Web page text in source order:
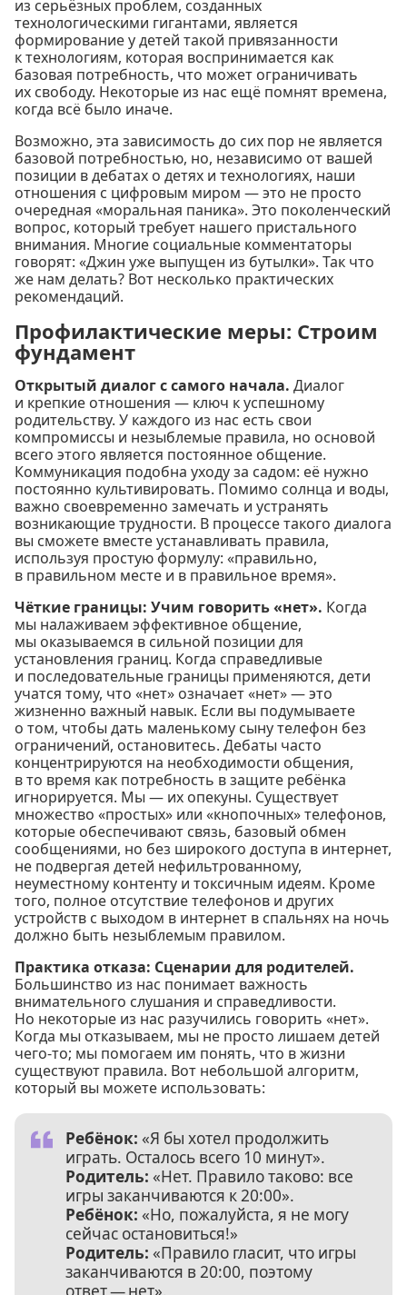
из серьёзных проблем, созданных
технологическими гигантами, является
формирование у детей такой привязанности
к технологиям, которая воспринимается как
базовая потребность, что может ограничивать
их свободу. Некоторые из нас ещё помнят времена,
когда всё было иначе.
Возможно, эта зависимость до сих пор не является
базовой потребностью, но, независимо от вашей
позиции в дебатах о детях и технологиях, наши
отношения с цифровым миром — это не просто
очередная «моральная паника». Это поколенческий
вопрос, который требует нашего пристального
внимания. Многие социальные комментаторы
говорят: «Джин уже выпущен из бутылки». Так что
же нам делать? Вот несколько практических
рекомендаций.
Профилактические меры: Строим
фундамент
Открытый диалог с самого начала. Диалог
и крепкие отношения — ключ к успешному
родительству. У каждого из нас есть свои
компромиссы и незыблемые правила, но основой
всего этого является постоянное общение.
Коммуникация подобна уходу за садом: её нужно
постоянно культивировать. Помимо солнца и воды,
важно своевременно замечать и устранять
возникающие трудности. В процессе такого диалога
вы сможете вместе устанавливать правила,
используя простую формулу: «правильно,
в правильном месте и в правильное время».
Чёткие границы: Учим говорить «нет». Когда
мы налаживаем эффективное общение,
мы оказываемся в сильной позиции для
установления границ. Когда справедливые
и последовательные границы применяются, дети
учатся тому, что «нет» означает «нет» — это
жизненно важный навык. Если вы подумываете
о том, чтобы дать маленькому сыну телефон без
ограничений, остановитесь. Дебаты часто
концентрируются на необходимости общения,
в то время как потребность в защите ребёнка
игнорируется. Мы — их опекуны. Существует
множество «простых» или «кнопочных» телефонов,
которые обеспечивают связь, базовый обмен
сообщениями, но без широкого доступа в интернет,
не подвергая детей нефильтрованному,
неуместному контенту и токсичным идеям. Кроме
того, полное отсутствие телефонов и других
устройств с выходом в интернет в спальнях на ночь
должно быть незыблемым правилом.
Практика отказа: Сценарии для родителей.
Большинство из нас понимает важность
внимательного слушания и справедливости.
Но некоторые из нас разучились говорить «нет».
Когда мы отказываем, мы не просто лишаем детей
чего-то; мы помогаем им понять, что в жизни
существуют правила. Вот небольшой алгоритм,
который вы можете использовать:
Ребёнок: «Я бы хотел продолжить
играть. Осталось всего 10 минут».
Родитель: «Нет. Правило таково: все
игры заканчиваются к 20:00».
Ребёнок: «Но, пожалуйста, я не могу
сейчас остановиться!»
Родитель: «Правило гласит, что игры
заканчиваются в 20:00, поэтому